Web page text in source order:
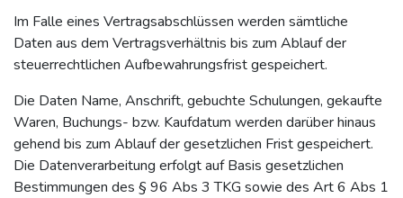
Im Falle eines Vertragsabschlüssen werden sämtliche
Daten aus dem Vertragsverhältnis bis zum Ablauf der
steuerrechtlichen Aufbewahrungsfrist gespeichert.
Die Daten Name, Anschrift, gebuchte Schulungen, gekaufte
Waren, Buchungs- bzw. Kaufdatum werden darüber hinaus
gehend bis zum Ablauf der gesetzlichen Frist gespeichert.
Die Datenverarbeitung erfolgt auf Basis gesetzlichen
Bestimmungen des § 96 Abs 3 TKG sowie des Art 6 Abs 1